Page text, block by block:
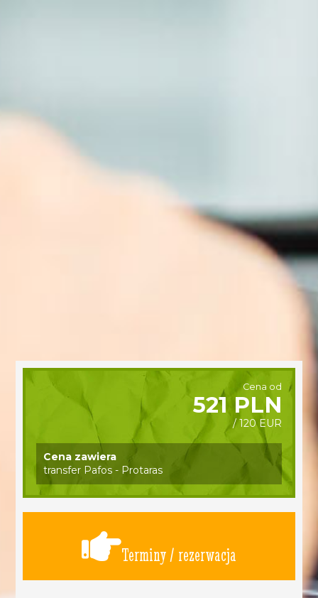
Cena od
521 PLN
/ 120 EUR
Cena zawiera
transfer Pafos - Protaras
Terminy / rezerwacja